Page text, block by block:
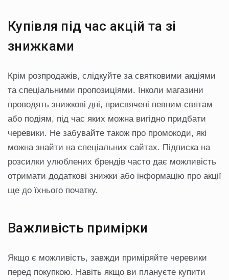
Купівля під час акцій та зі
знижками
Крім розпродажів, слідкуйте за святковими акціями
та спеціальними пропозиціями. Інколи магазини
проводять знижкові дні, присвячені певним святам
або подіям, під час яких можна вигідно придбати
черевики. Не забувайте також про промокоди, які
можна знайти на спеціальних сайтах. Підписка на
розсилки улюблених брендів часто дає можливість
отримати додаткові знижки або інформацію про акції
ще до їхнього початку.
Важливість примірки
Якщо є можливість, завжди приміряйте черевики
перед покупкою. Навіть якщо ви плануєте купити